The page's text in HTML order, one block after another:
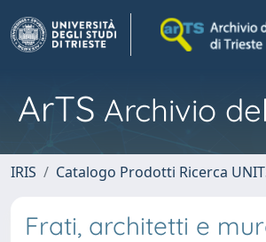
ArTS Archivio
IRIS Catalogo Prodotti Ricerca
Frati, architetti e